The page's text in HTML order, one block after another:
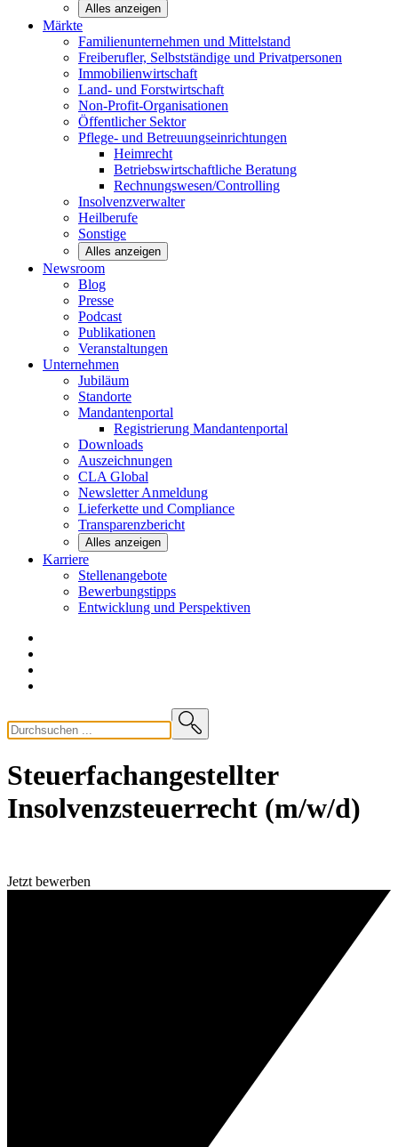
Alles anzeigen
Märkte
Familienunternehmen und Mittelstand
Freiberufler, Selbstständige und Privatpersonen
Immobilienwirtschaft
Land- und Forstwirtschaft
Non-Profit-Organisationen
Öffentlicher Sektor
Pflege- und Betreuungseinrichtungen
Heimrecht
Betriebswirtschaftliche Beratung
Rechnungswesen/Controlling
Insolvenzverwalter
Heilberufe
Sonstige
Alles anzeigen
Newsroom
Blog
Presse
Podcast
Publikationen
Veranstaltungen
Unternehmen
Jubiläum
Standorte
Mandantenportal
Registrierung Mandantenportal
Downloads
Auszeichnungen
CLAGlobal
NewsletterAnmeldung
Lieferkette und Compliance
Transparenzbericht
Alles anzeigen
Karriere
Stellenangebote
Bewerbungstipps
Entwicklung und Perspektiven
Steuerfachangestellter
Insolvenzsteuerrecht (m/w/d)
Jetzt bewerben